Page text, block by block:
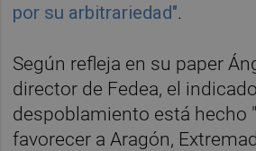
por su arbitrariedad".
Según refleja en su paper
director de Fedea, el
despoblamiento está hecho
favorecer a Aragón,